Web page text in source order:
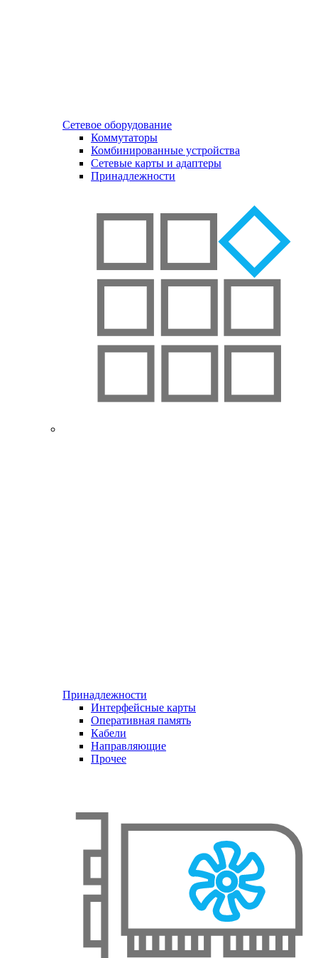
Сетевое оборудование
Коммутаторы
Комбинированные устройства
Сетевые карты и адаптеры
Принадлежности
Принадлежности
Интерфейсные карты
Оперативная память
Кабели
Направляющие
Прочее